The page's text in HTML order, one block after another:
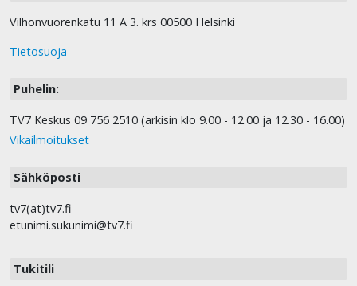
Vilhonvuorenkatu 11 A 3. krs 00500 Helsinki
Tietosuoja
Puhelin:
TV7 Keskus 09 756 2510 (arkisin klo 9.00 - 12.00 ja 12.30 - 16.00)
Vikailmoitukset
Sähköposti
tv7(at)tv7.fi
etunimi.sukunimi@tv7.fi
Tukitili